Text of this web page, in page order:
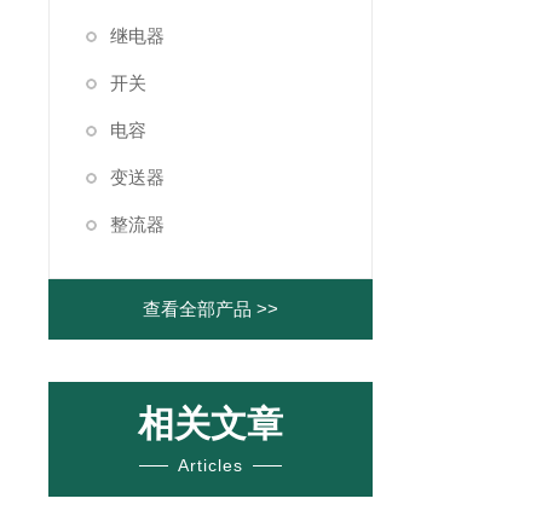
继电器
开关
电容
变送器
整流器
查看全部产品 >>
相关文章
Articles